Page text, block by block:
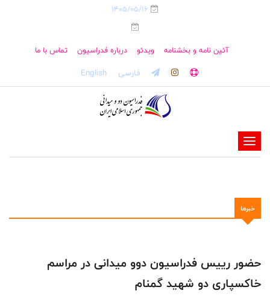
1405/05/16
آئین نامه و بخشنامه ویدئو درباره فدراسیون تماس با ما
فارسی English
-
-
-
-
-
خبرها
حضور رییس فدراسیون دو‌و میدانی در مراسم
خاکسپاری دو شهید گمنام